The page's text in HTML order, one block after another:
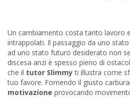
Un cambiamento costa tanto lavoro
intrappolati. Il passaggio da uno
ad uno stato futuro desiderato non
discesa anzi è spesso pieno di
che il tutor Slimmyti illustra come
tuo favore. Fornendo il giusto
motivazione provocando